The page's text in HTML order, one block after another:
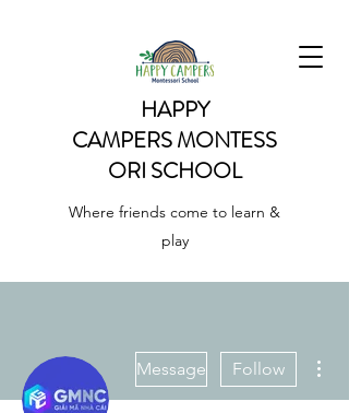
HAPPY
CAMPERSMONTESS
ORI SCHOOL
Where friends come to learn &
play
Message Follow